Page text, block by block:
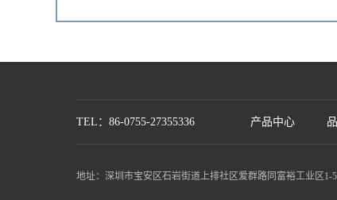
TEL：86-0755-27355336 产品中心
地址：深圳市宝安区石岩街道上排社区爱群路同富裕工业区1-